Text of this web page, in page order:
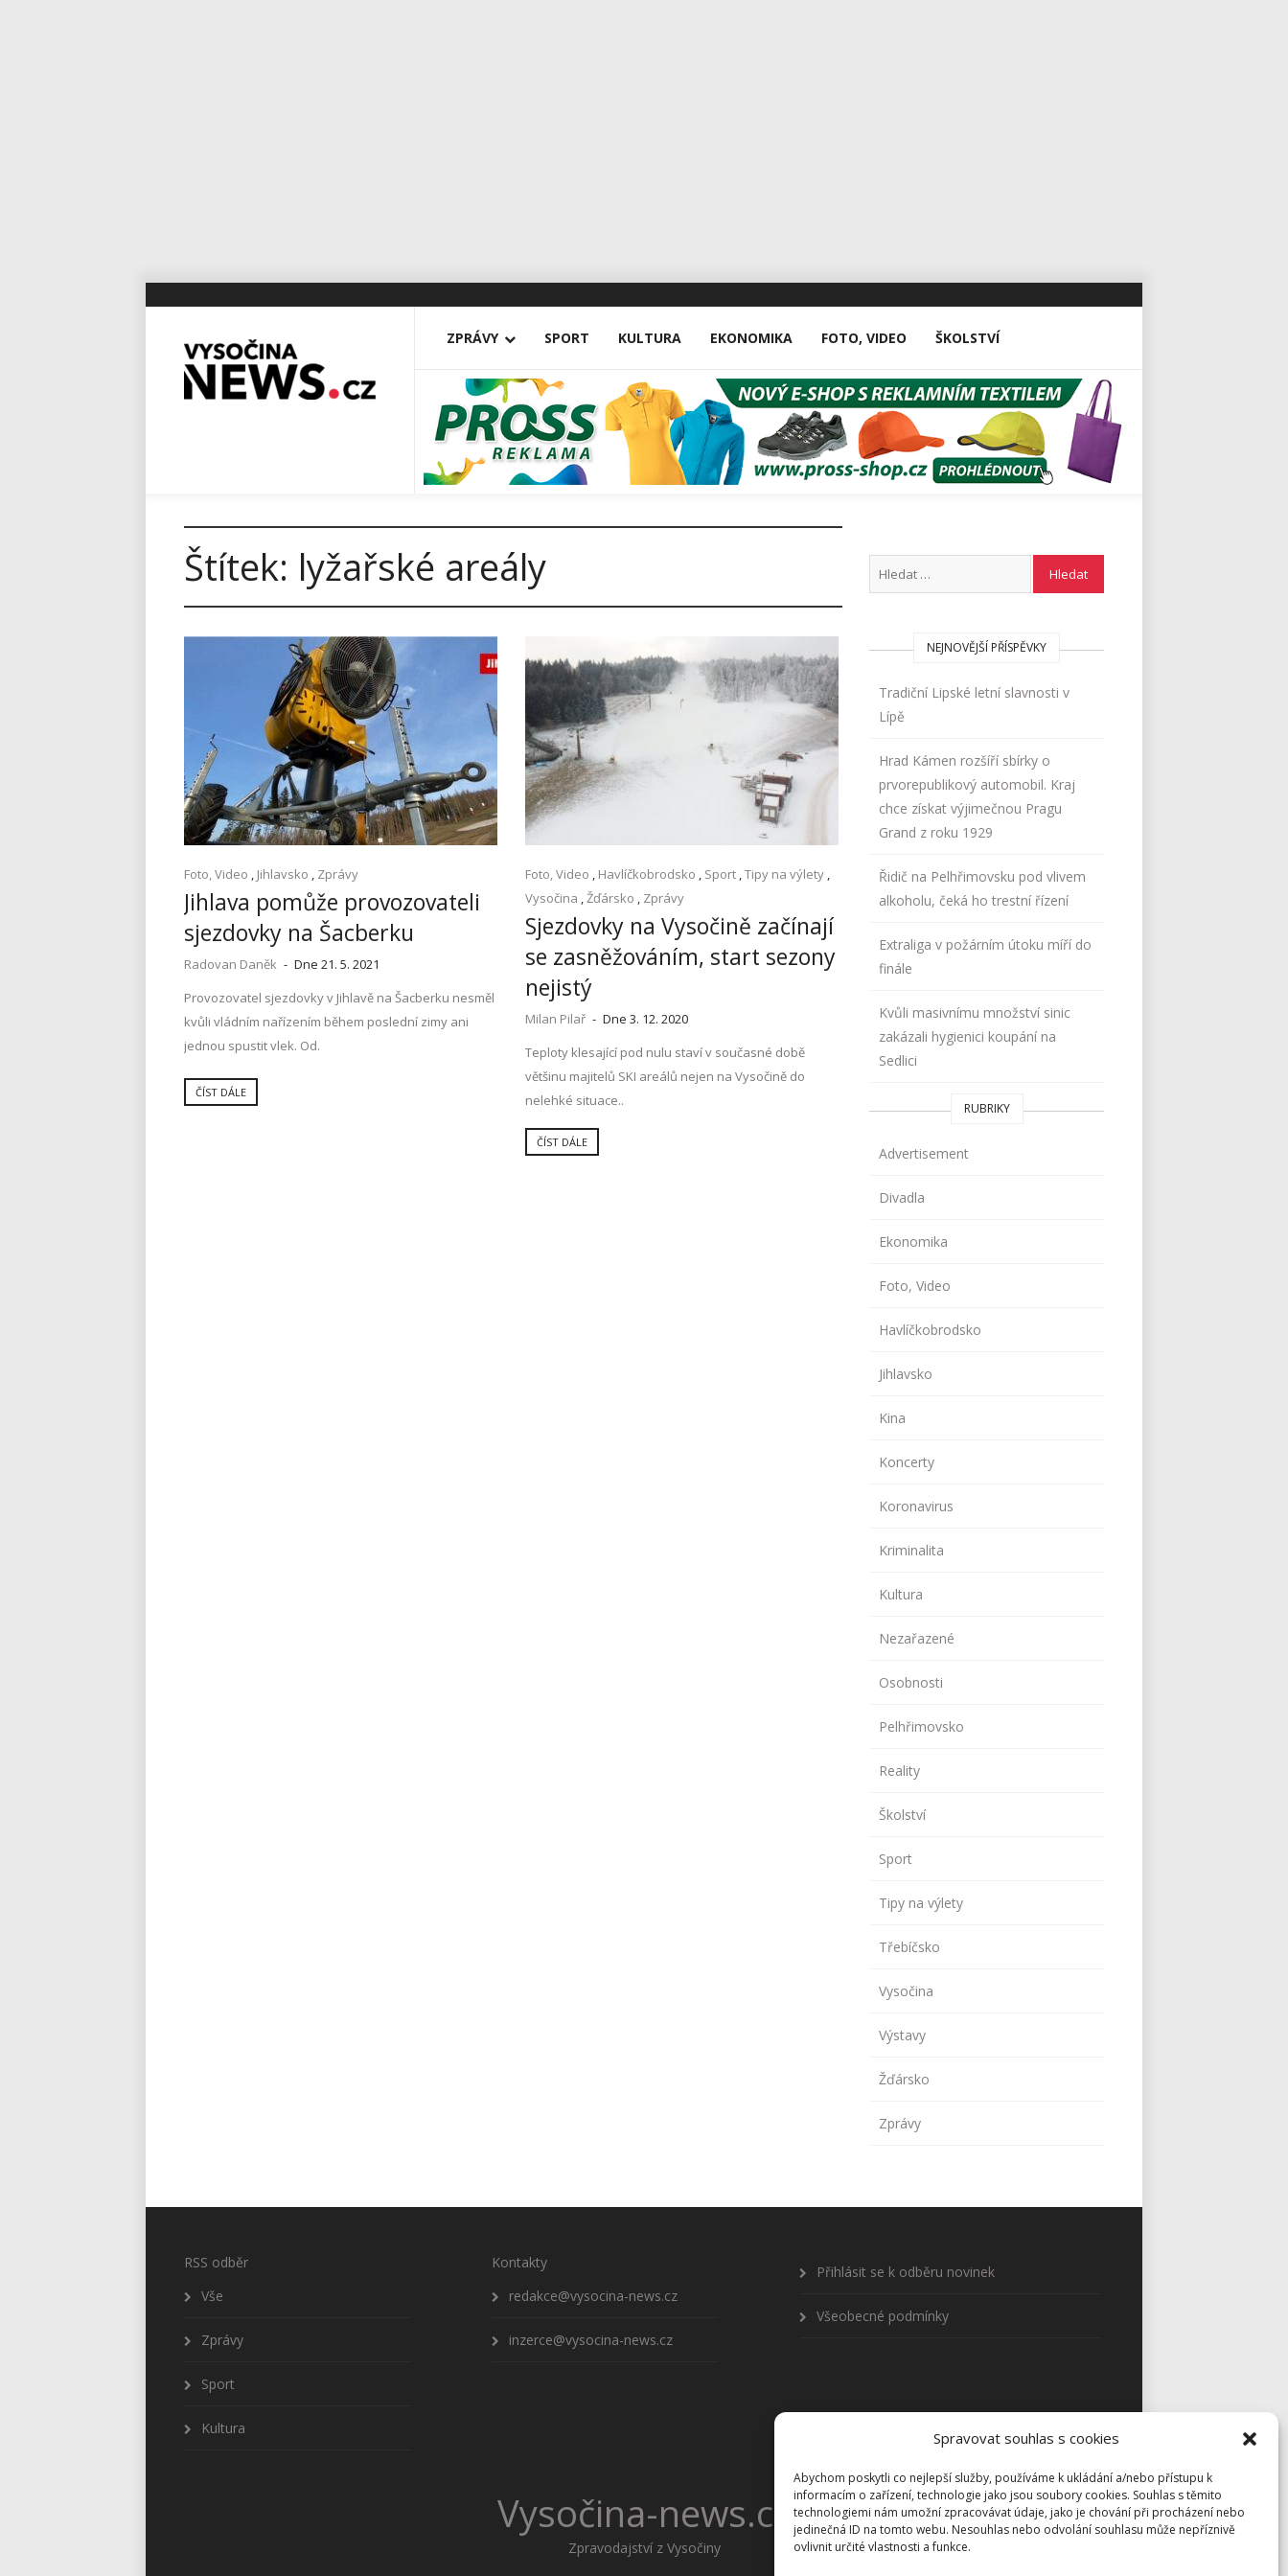
Spravovat souhlas s cookies
Abychom poskytli co nejlepší služby, používáme k ukládání a/nebo přístupu k
informacím o zařízení, technologie jako jsou soubory cookies. Souhlas s těmito
technologiemi nám umožní zpracovávat údaje, jako je chování při procházení nebo
jedinečná ID na tomto webu. Nesouhlas nebo odvolání souhlasu může nepříznivě
ovlivnit určité vlastnosti a funkce.
ZPRÁVY SPORT KULTURA EKONOMIKA FOTO, VIDEO ŠKOLSTVÍ
Štítek: lyžařské areály
Foto, Video , Jihlavsko , Zprávy
Jihlava pomůže provozovateli
sjezdovky na Šacberku
Radovan Daněk - Dne 21. 5. 2021
Provozovatel sjezdovky v Jihlavě na Šacberku nesměl
kvůli vládním nařízením během poslední zimy ani
jednou spustit vlek. Od.
ČÍST DÁLE
Foto, Video , Havlíčkobrodsko , Sport,Tipy na výlety,
Vysočina ,Žďársko , Zprávy
Sjezdovky na Vysočině začínají
se zasněžováním, start sezony
nejistý
Milan Pilař - Dne 3. 12. 2020
Teploty klesající pod nulu staví v současné době
většinu majitelů SKI areálů nejen na Vysočině do
nelehké situace..
ČÍST DÁLE
NEJNOVĚJŠÍ PŘÍSPĚVKY
Tradiční Lipské letní slavnosti v
Lípě
Hrad Kámen rozšíří sbírky o
prvorepublikový automobil. Kraj
chce získat výjimečnou Pragu
Grand z roku 1929
Řidič na Pelhřimovsku pod vlivem
alkoholu, čeká ho trestní řízení
Extraliga v požárním útoku míří do
finále
Kvůli masivnímu množství sinic
zakázali hygienici koupání na
Sedlici
RUBRIKY
Advertisement
Divadla
Ekonomika
Foto, Video
Havlíčkobrodsko
Jihlavsko
Kina
Koncerty
Koronavirus
Kriminalita
Kultura
Nezařazené
Osobnosti
Pelhřimovsko
Reality
Školství
Sport
Tipy na výlety
Třebíčsko
Vysočina
Výstavy
Žďársko
Zprávy
RSS odběr
Vše
Zprávy
Sport
Kultura
Kontakty
redakce@vysocina-news.cz
inzerce@vysocina-news.cz
Přihlásit se k odběru novinek
Všeobecné podmínky
Vysočina-news.cz
Zpravodajství z Vysočiny